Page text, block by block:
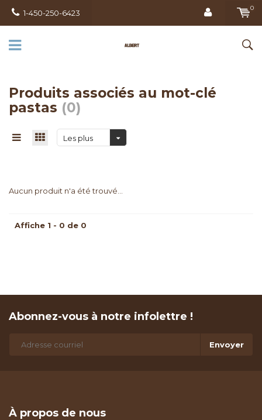
1-450-250-6423
0
Produits associés au mot-clé
pastas (0)
Les plus
Aucun produit n'a été trouvé...
Affiche 1 - 0 de 0
Abonnez-vous à notre infolettre !
Envoyer
À propos de nous